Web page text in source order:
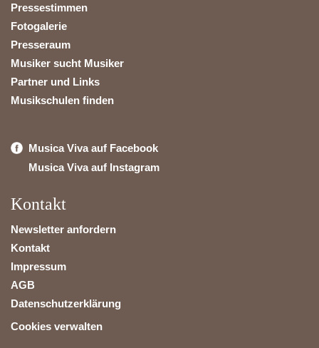
Pressestimmen
Fotogalerie
Presseraum
Musiker sucht Musiker
Partner und Links
Musikschulen finden
Musica Viva auf Facebook
Musica Viva auf Instagram
Kontakt
Newsletter anfordern
Kontakt
Impressum
AGB
Datenschutzerklärung
Cookies verwalten